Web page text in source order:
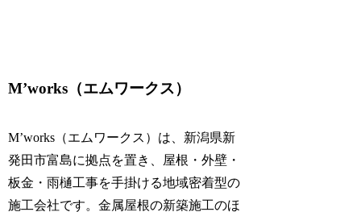
M’works（エムワークス）
M’works（エムワークス）は、新潟県新
発田市富島に拠点を置き、屋根・外壁・
板金・雨樋工事を手掛ける地域密着型の
施工会社です。金属屋根の新築施工のほ